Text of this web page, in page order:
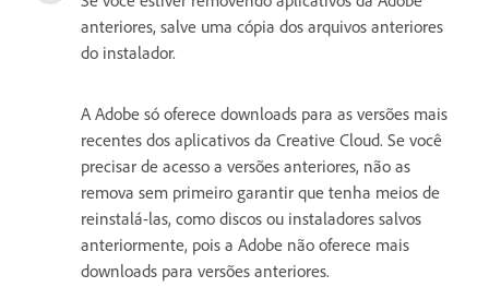
anteriores, salve uma cópia dos arquivos anteriores
do instalador.
A Adobe só oferece downloads para as versões mais
recentes dos aplicativos da Creative Cloud. Se você
precisar de acesso a versões anteriores, não as
remova sem primeiro garantir que tenha meios de
reinstalá-las, como discos ou instaladores salvos
anteriormente, pois a Adobe não oferece mais
downloads para versões anteriores.